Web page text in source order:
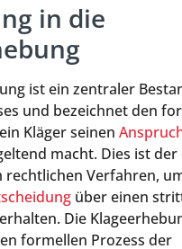
in die
ist ein zentraler
und bezeichnet den
Kläger seinen
macht. Dies ist der
rechtlichen Verfahren,
über einen
Die
formellen Prozess der